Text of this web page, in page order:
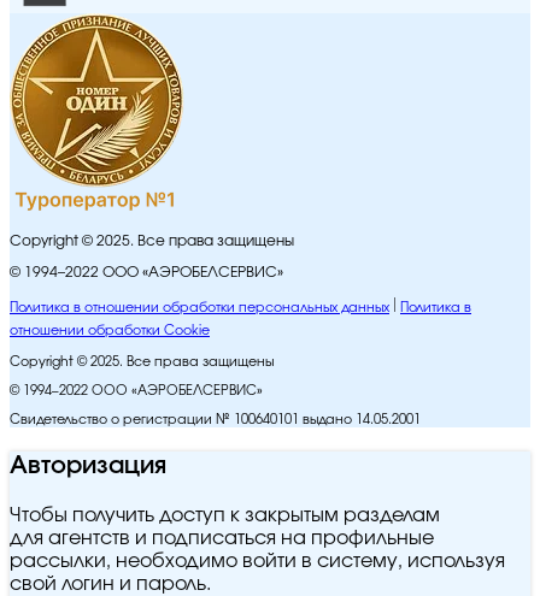
Copyright © 2025. Все права защищены
© 1994–2022 ООО «АЭРОБЕЛСЕРВИС»
Политика в отношении обработки персональных данных
Политика в
отношении обработки Cookie
Copyright © 2025. Все права защищены
© 1994–2022 ООО «АЭРОБЕЛСЕРВИС»
Свидетельство о регистрации № 100640101 выдано 14.05.2001
Авторизация
Чтобы получить доступ к закрытым разделам
для агентств и подписаться на профильные
рассылки, необходимо войти в систему, используя
свой логин и пароль.